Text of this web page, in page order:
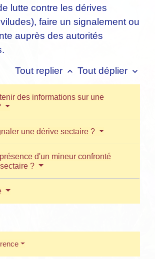
lutte contre les dérives
faire un signalement ou
auprès des autorités
Tout replier keyboard_arrow_up Tout déplier keyboard_arrow_down
des informations sur une
une dérive sectaire ?
d'un mineur confronté
?